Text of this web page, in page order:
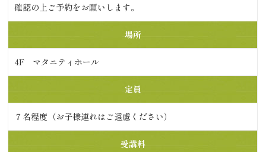
確認の上ご予約をお願いします。
場所
4F マタニティホール
定員
７名程度（お子様連れはご遠慮ください）
受講料